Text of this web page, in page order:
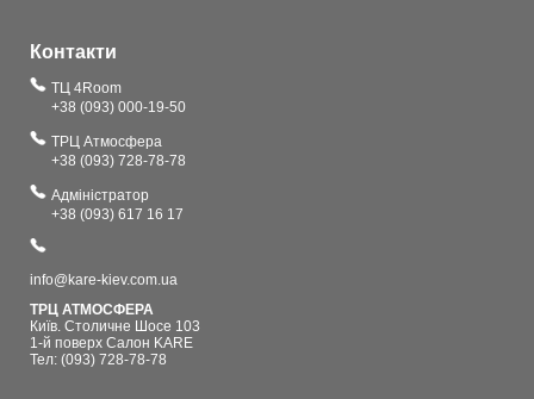
Контакти
ТЦ 4Room
+38 (093) 000-19-50
ТРЦ Атмосфера
+38 (093) 728-78-78
Адміністратор
+38 (093) 617 16 17
info@kare-kiev.com.ua
ТРЦ АТМОСФЕРА
Київ. Столичне Шосе 103
1-й поверх Салон KARE
Тел: (093) 728-78-78